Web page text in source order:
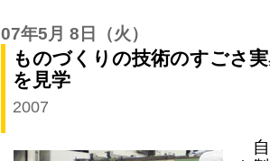
07年5月 8日 （火）
ものづくりの技術のすごさ
を見学
2007
自